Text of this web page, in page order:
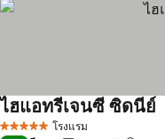
5 ดาว โรงแรม
ไฮแอทรีเจนซี ซิดนีย์